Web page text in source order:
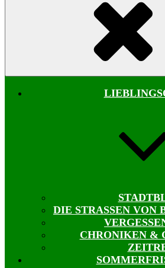
DIE STRASSEN VON
CHRONIKEN &